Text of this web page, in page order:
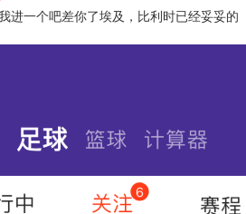
进一个吧差你了埃及，比利时已经妥妥的